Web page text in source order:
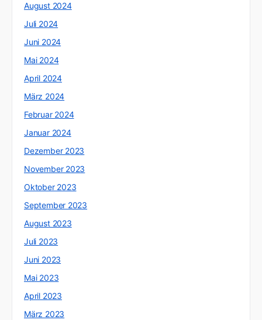
August 2024
Juli 2024
Juni 2024
Mai 2024
April 2024
März 2024
Februar 2024
Januar 2024
Dezember 2023
November 2023
Oktober 2023
September 2023
August 2023
Juli 2023
Juni 2023
Mai 2023
April 2023
März 2023